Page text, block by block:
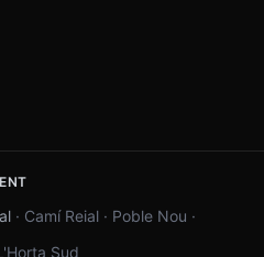
· Camí Reial · Poble Nou ·
Sud